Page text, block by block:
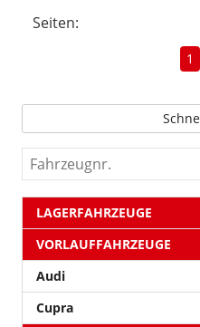
Seiten:
1
Fahrzeugnr.
LAGERFAHRZEUGE
VORLAUFFAHRZEUGE
Audi
Cupra